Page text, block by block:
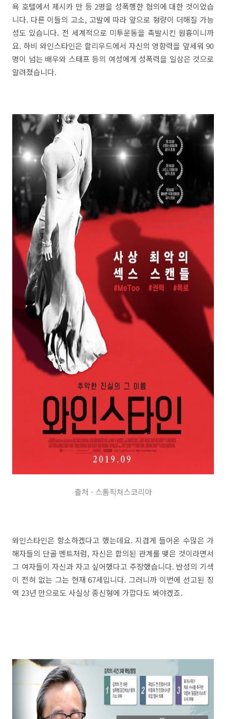
욕 호텔에서 제시카 만 등 2명을 성폭행한 혐의에 대한 것이었습
니다. 다른 이들의 고소, 고발에 따라 앞으로 형량이 더해질 가능
성도 있습니다. 전 세계적으로 미투운동을 촉발시킨 원흉이니까
요. 하비 와인스타인은 할리우드에서 자신의 영향력을 앞세워 90
명이 넘는 배우와 스태프 등의 여성에게 성폭력을 일삼은 것으로
알려졌습니다.
출처 - 스톰픽쳐스코리아
와인스타인은 항소하겠다고 했는데요. 지겹게 들어온 수많은 가
해자들의 단골 멘트처럼, 자신은 합의된 관계를 맺은 것이라면서
그 여자들이 자신과 자고 싶어했다고 주장했습니다. 반성의 기색
이 전혀 없는 그는 현재 67세입니다. 그러니까 이번에 선고된 징
역 23년 만으로도 사실상 종신형에 가깝다도 봐야겠죠.